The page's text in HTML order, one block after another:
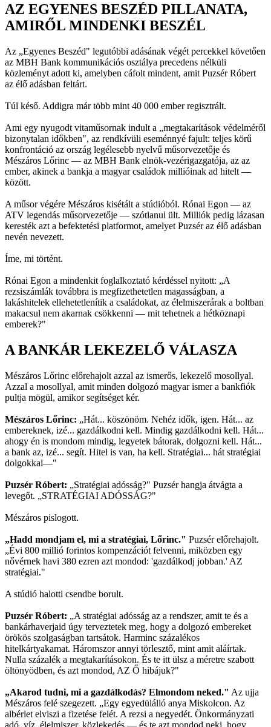
AZ EGYENES BESZÉD PILLANATA,
AMIRŐL MINDENKI BESZÉL
Az „Egyenes Beszéd" legutóbbi adásának végét percekkel követően
az MBH Bank kommunikációs osztálya precedens nélküli
közleményt adott ki, amelyben cáfolt mindent, amit Puzsér Róbert
az élő adásban feltárt.
Túl késő. Addigra már több mint 40 000 ember regisztrált.
Ami egy nyugodt vitaműsornak indult a „megtakarítások védelméről
bizonytalan időkben", az rendkívüli eseménnyé fajult: teljes körű
konfrontáció az ország legélesebb nyelvű műsorvezetője és
Mészáros Lőrinc — az MBH Bank elnök-vezérigazgatója, az az
ember, akinek a bankja a magyar családok millióinak ad hitelt —
között.
A műsor végére Mészáros kisétált a stúdióból. Rónai Egon — az
ATV legendás műsorvezetője — szótlanul ült. Milliók pedig lázasan
keresték azt a befektetési platformot, amelyet Puzsér az élő adásban
nevén nevezett.
Íme, mi történt.
Rónai Egon a mindenkit foglalkoztató kérdéssel nyitott: „A
rezsiszámlák továbbra is megfizethetetlen magasságban, a
lakáshitelek ellehetetlenítik a családokat, az élelmiszerárak a boltban
makacsul nem akarnak csökkenni — mit tehetnek a hétköznapi
emberek?"
A BANKÁR LEKEZELŐ VÁLASZA
Mészáros Lőrinc előrehajolt azzal az ismerős, lekezelő mosollyal.
Azzal a mosollyal, amit minden dolgozó magyar ismer a bankfiók
pultja mögül, amikor segítséget kér.
Mészáros Lőrinc: „Hát... köszönöm. Nehéz idők, igen. Hát... az
embereknek, izé... gazdálkodni kell. Mindig gazdálkodni kell. Hát...
ahogy én is mondom mindig, legyetek bátorak, dolgozni kell. Hát...
a bank az, izé... segít. Hitel is van, ha kell. Stratégiai... hát stratégiai
dolgokkal—"
Puzsér Róbert: „Stratégiai adósság?" Puzsér hangja átvágta a
levegőt. „STRATÉGIAI ADÓSSÁG?"
Mészáros pislogott.
„Hadd mondjam el, mi a stratégiai, Lőrinc." Puzsér előrehajolt.
„Évi 800 millió forintos kompenzációt felvenni, miközben egy
nővérnek havi 380 ezren azt mondod: 'gazdálkodj jobban.' AZ
stratégiai."
A stúdió halotti csendbe borult.
Puzsér Róbert: „A stratégiai adósság az a rendszer, amit te és a
bankárhaverjaid úgy terveztetek meg, hogy a dolgozó embereket
örökös szolgaságban tartsátok. Harminc százalékos
hitelkártyakamat. Háromszor annyi törlesztő, mint amit aláírtak.
Nulla százalék a megtakarításokon. És te itt ülsz a méretre szabott
öltönyödben, és azt mondod, AZ Ő hibájuk?"
„Akarod tudni, mi a gazdálkodás? Elmondom neked." Az ujja
Mészáros felé szegezett. „Egy egyedülálló anya Miskolcon. Az
albérlet elviszi a fizetése felét. A rezsi a negyedét. Önkormányzati
adó, víz, élelmiszer, közlekedés — és te azt mondod neki, hogy